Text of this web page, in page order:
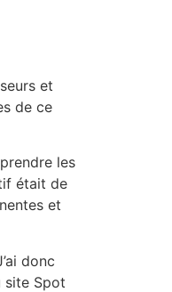
et
de ce
les
était de
et
donc
site Spot